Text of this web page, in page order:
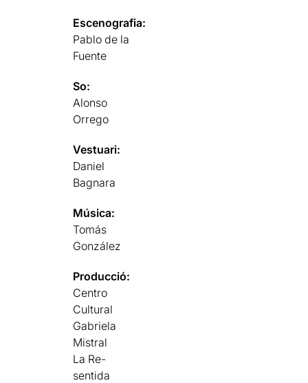
Escenografia:
Pablo de la
Fuente
So:
Alonso
Orrego
Vestuari:
Daniel
Bagnara
Música:
Tomás
González
Producció:
Centro
Cultural
Gabriela
Mistral
La Re-
sentida